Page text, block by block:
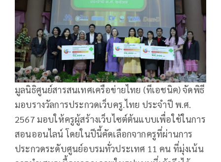
มูลนิธิศูนย์สารสนเทศเครือข่ายไทย (ทีเอชนิค) จัดพิธี
มอบรางวัลการประกวดเว็บครู.ไทย ประจำปี พ.ศ.
2567 มอบให้ครูผู้สร้างเว็บไซต์ต้นแบบเพื่อใช้ในการ
สอนออนไลน์ โดยในปีนี้คัดเลือกจากครูที่ผ่านการ
ประกวดระดับศูนย์อบรมทั่วประเทศ 11 คน ที่มุ่งเน้น